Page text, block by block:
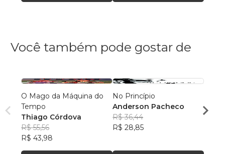
Você também pode gostar de
O Mago da Máquina do
Tempo
Thiago Córdova
R$ 55,56
R$ 43,98
No Princípio
Anderson Pacheco
R$ 36,44
R$ 28,85